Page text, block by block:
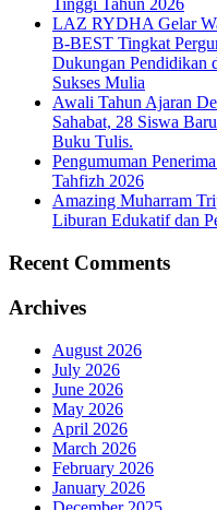
Tinggi Tahun 2026
LAZ RYDHA Gelar
B-BEST Tingkat
Dukungan Pendidikan
Sukses Mulia
Awali Tahun Ajaran
Sahabat, 28 Siswa
Buku Tulis.
Pengumuman
Tahfizh 2026
Amazing Muharram
Liburan Edukatif dan
Recent Comments
Archives
August 2026
July 2026
June 2026
May 2026
April 2026
March 2026
February 2026
January 2026